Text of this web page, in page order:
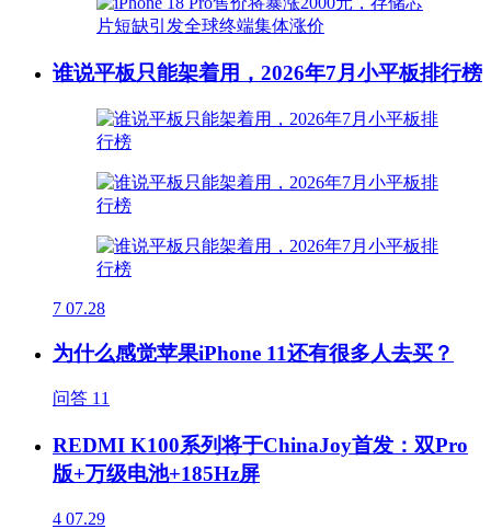
谁说平板只能架着用，2026年7月小平板排行榜
7 07.28
为什么感觉苹果iPhone 11还有很多人去买？
问答 11
REDMI K100系列将于ChinaJoy首发：双Pro
版+万级电池+185Hz屏
4 07.29